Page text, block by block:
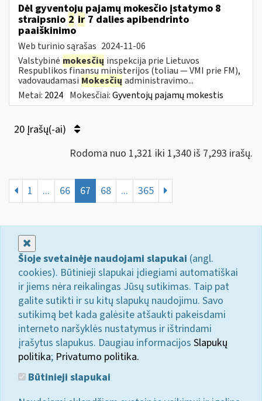
Dėl gyventojų pajamų mokesčio įstatymo 8
straipsnio 2 ir 7 dalies apibendrinto
paaiškinimo
Web turinio sąrašas 2024-11-06
Valstybinė mokesčių inspekcija prie Lietuvos
Respublikos finansų ministerijos (toliau — VMI prie FM),
vadovaudamasi Mokesčių administravimo...
Metai: 2024 Mokesčiai:Gyventojų pajamų mokestis
20 Įrašų(-ai)
Rodoma nuo 1,321 iki 1,340 iš 7,293 irašų.
1 ... 66 67 68 ... 365
Šioje svetainėje naudojami slapukai (angl.
cookies). Būtinieji slapukai įdiegiami automatiškai
ir jiems nėra reikalingas Jūsų sutikimas. Taip pat
galite sutikti ir su kitų slapukų naudojimu. Savo
sutikimą bet kada galėsite atšaukti pakeisdami
interneto naršyklės nustatymus ir ištrindami
įrašytus slapukus. Daugiau informacijos Slapukų
politika; Privatumo politika.
Būtinieji slapukai